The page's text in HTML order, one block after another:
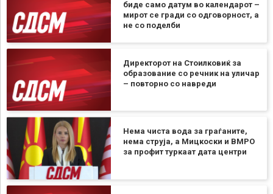
биде само датум во календарот –
мирот се гради со одговорност, а
не со поделби
Директорот на Стоилковиќ за
образование со речник на уличар
– повторно со навреди
Нема чиста вода за граѓаните,
нема струја, а Мицкоски и ВМРО
за профит туркаат дата центри